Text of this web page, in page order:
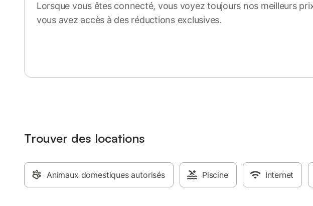
Lorsque vous êtes connecté, vous voyez toujours nos meilleurs
vous avez accès à des réductions exclusives.
Trouver des locations
Animaux domestiques autorisés Piscine Internet